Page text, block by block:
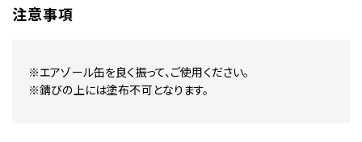
注意事項
※エアゾール缶を良く振って、ご使用ください。
※錆びの上には塗布不可となります。